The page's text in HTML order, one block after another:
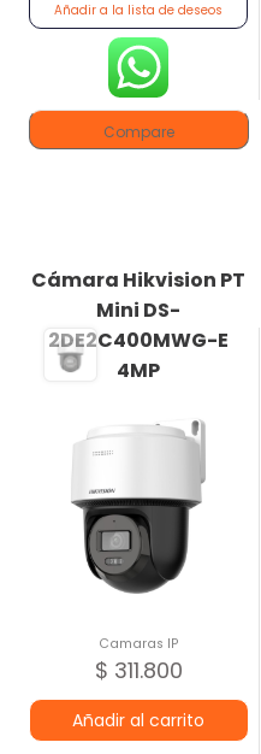
Añadir a la lista de deseos
Compare
Cámara Hikvision PT
Mini DS-
2DE2C400MWG-E
4MP
Camaras IP
$ 311.800
Añadir al carrito